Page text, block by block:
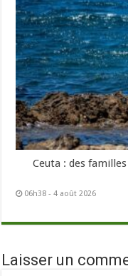
Ceuta : des
06h38 - 4 août 2026
Laisser un